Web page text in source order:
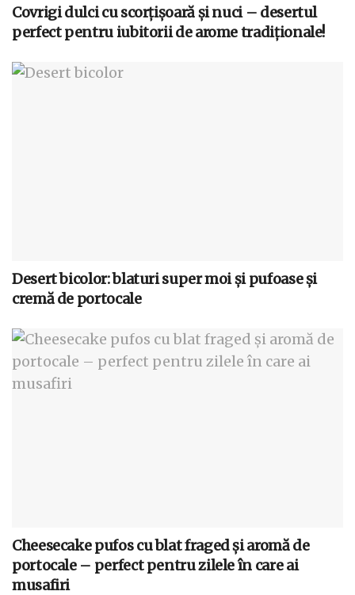
Covrigi dulci cu scorțișoară și nuci – desertul
perfect pentru iubitorii de arome tradiționale!
Desert bicolor: blaturi super moi și pufoase și
cremă de portocale
Cheesecake pufos cu blat fraged și aromă de
portocale – perfect pentru zilele în care ai
musafiri